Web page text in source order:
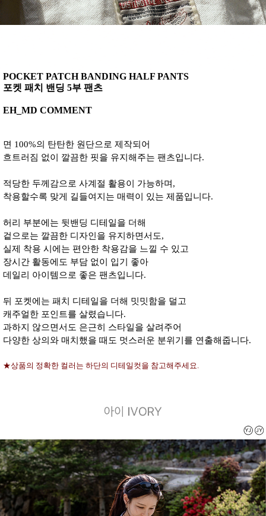
POCKET PATCH BANDING HALF PANTS
포켓 패치 밴딩 5부 팬츠
EH_MD COMMENT
면 100%의 탄탄한 원단으로 제작되어
흐트러짐 없이 깔끔한 핏을 유지해주는 팬츠입니다.
적당한 두께감으로 사계절 활용이 가능하며,
착용할수록 맞게 길들여지는 매력이 있는 제품입니다.
허리 부분에는 뒷밴딩 디테일을 더해
겉으로는 깔끔한 디자인을 유지하면서도,
실제 착용 시에는 편안한 착용감을 느낄 수 있고
장시간 활동에도 부담 없이 입기 좋아
데일리 아이템으로 좋은 팬츠입니다.
뒤 포켓에는 패치 디테일을 더해 밋밋함을 덜고
캐주얼한 포인트를 살렸습니다.
과하지 않으면서도 은근히 스타일을 살려주어
다양한 상의와 매치했을 때도 멋스러운 분위기를 연출해줍니다.
★상품의 정확한 컬러는 하단의 디테일컷을 참고해주세요.